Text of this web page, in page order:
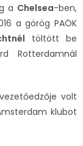
a Chelsea-ben,
a görög PAÖK
töltött be
Rotterdamnál
volt
klubot